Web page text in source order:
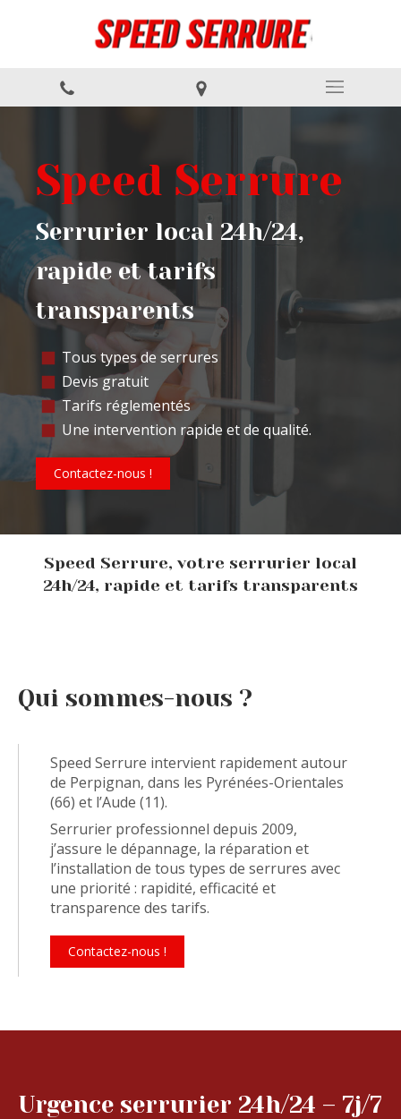
Speed Serrure
Serrurier local 24h/24,
rapide et tarifs
transparents
Tous types de serrures
Devis gratuit
Tarifs réglementés
Une intervention rapide et de qualité.
Contactez-nous !
Speed Serrure, votre serrurier local
24h/24, rapide et tarifs transparents
Qui sommes-nous ?
Speed Serrure intervient rapidement autour
de Perpignan, dans les Pyrénées-Orientales
(66) et l’Aude (11).
Serrurier professionnel depuis 2009,
j’assure le dépannage, la réparation et
l’installation de tous types de serrures avec
une priorité : rapidité, efficacité et
transparence des tarifs.
Contactez-nous !
Urgence serrurier 24h/24 – 7j/7